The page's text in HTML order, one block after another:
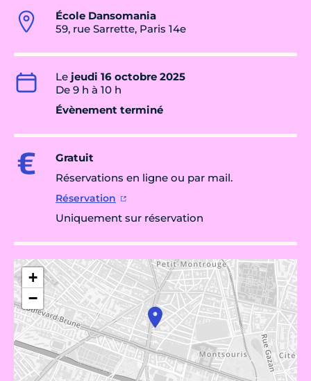
École Dansomania
59, rue Sarrette, Paris 14e
Le jeudi 16 octobre 2025
De 9 h à 10 h
Évènement terminé
Gratuit
Réservations en ligne ou par mail.
Réservation
Uniquement sur réservation
+
−